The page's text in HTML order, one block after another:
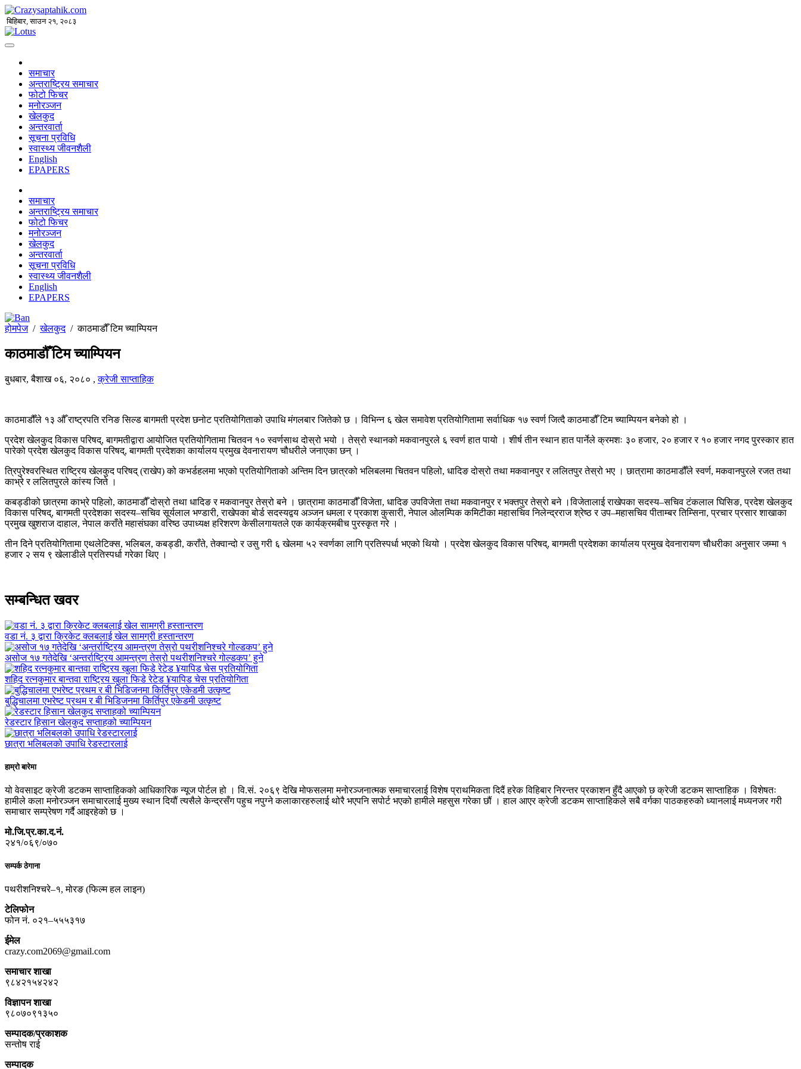
बिहिबार, साउन २१, २०८३
समाचार
अन्तराष्ट्रिय समाचार
फोटो फिचर
मनोरञ्जन
खेलकुद
अन्तरवार्ता
सूचना प्रविधि
स्वास्थ्य जीवनशैली
English
EPAPERS
समाचार
अन्तराष्ट्रिय समाचार
फोटो फिचर
मनोरञ्जन
खेलकुद
अन्तरवार्ता
सूचना प्रविधि
स्वास्थ्य जीवनशैली
English
EPAPERS
होमपेज/खेलकुद/काठमाडौँ टिम च्याम्पियन
काठमाडौँ टिम च्याम्पियन
बुधबार, बैशाख ०६, २०८० ,क्रेजी साप्ताहिक
काठमाडौँले १३ औँ राष्ट्रपति रनिङ सिल्ड बागमती प्रदेश छनोट प्रतियोगिताको उपाधि मंगलबार जितेको छ । विभिन्न ६ खेल समावेश प्रतियोगितामा सर्वाधिक १७ स्वर्ण जित्दै काठमाडौँ टिम च्याम्पियन बनेको हो ।
प्रदेश खेलकुद विकास परिषद्, बागमतीद्वारा आयोजित प्रतियोगितामा चितवन १० स्वर्णसाथ दोस्रो भयो । तेस्रो स्थानको मकवानपुरले ६ स्वर्ण हात पायो । शीर्ष तीन स्थान हात पार्नेले क्रमशः ३० हजार, २० हजार र १० हजार नगद पुरस्कार हात
पारेको प्रदेश खेलकुद विकास परिषद्, बागमती प्रदेशका कार्यालय प्रमुख देवनारायण चौधरीले जनाएका छन् ।
त्रिपुरेश्वरस्थित राष्ट्रिय खेलकुद परिषद् (राखेप) को कभर्डहलमा भएको प्रतियोगिताको अन्तिम दिन छात्रको भलिबलमा चितवन पहिलो, धादिङ दोस्रो तथा मकवानपुर र ललितपुर तेस्रो भए । छात्रामा काठमाडौँले स्वर्ण, मकवानपुरले रजत तथा
काभ्रे र ललितपुरले कांस्य जिते ।
कबड्डीको छात्रमा काभ्रे पहिलो, काठमाडौँ दोस्रो तथा धादिङ र मकवानपुर तेस्रो बने । छात्रामा काठमाडौँ विजेता, धादिङ उपविजेता तथा मकवानपुर र भक्तपुर तेस्रो बने ।विजेतालाई राखेपका सदस्य–सचिव टंकलाल घिसिङ, प्रदेश खेलकुद
विकास परिषद्, बागमती प्रदेशका सदस्य–सचिव सूर्यलाल भण्डारी, राखेपका बोर्ड सदस्यद्वय अञ्जन धमला र प्रकाश कुसारी, नेपाल ओलम्पिक कमिटीका महासचिव निलेन्द्रराज श्रेष्ठ र उप–महासचिव पीताम्बर तिम्सिना, प्रचार प्रसार शाखाका
प्रमुख खुशराज दाहाल, नेपाल कराँते महासंघका वरिष्ठ उपाध्यक्ष हरिशरण केसीलगायतले एक कार्यक्रमबीच पुरस्कृत गरे ।
तीन दिने प्रतियोगितामा एथलेटिक्स, भलिबल, कबड्डी, कराँते, तेक्वान्दो र उसु गरी ६ खेलमा ५२ स्वर्णका लागि प्रतिस्पर्धा भएको थियो । प्रदेश खेलकुद विकास परिषद्, बागमती प्रदेशका कार्यालय प्रमुख देवनारायण चौधरीका अनुसार जम्मा १
हजार २ सय ९ खेलाडीले प्रतिस्पर्धा गरेका थिए ।
सम्बन्धित खवर
वडा नं. ३ द्वारा क्रिकेट क्लबलाई खेल सामग्री हस्तान्तरण
असोज १७ गतेदेखि ‘अन्तर्राष्ट्रिय आमन्त्रण तेस्रो पथरीशनिश्चरे गोल्डकप’ हुने
शहिद रत्नकुमार बान्तवा राष्ट्रिय खुला फिडे रेटेड ¥यापिड चेस प्रतियोगिता
बुद्धिचालमा एभरेष्ट प्रथम र बी भिडिजनमा किर्तिपुर एकेडमी उत्कृष्ट
रेडस्टार हिसान खेलकुद सप्ताहको च्याम्पियन
छात्रा भलिबलको उपाधि रेडस्टारलाई
हाम्रो बारेमा
यो वेवसाइट क्रेजी डटकम साप्ताहिकको आधिकारिक न्यूज पोर्टल हो । वि.सं. २०६९ देखि मोफसलमा मनोरञ्जनात्मक समाचारलाई विशेष प्राथमिकता दिदैं हरेक विहिबार निरन्तर प्रकाशन हुँदै आएको छ क्रेजी डटकम साप्ताहिक । विशेषतः
हामीले कला मनोरञ्जन समाचारलाई मुख्य स्थान दियौं त्यसैले केन्द्रसँग पहुच नपुग्ने कलाकारहरुलाई थोरै भएपनि सपोर्ट भएको हामीले महसुस गरेका छौं । हाल आएर क्रेजी डटकम साप्ताहिकले सबै वर्गका पाठकहरुको ध्यानलाई मध्यनजर गरी
समाचार सम्प्रेषण गर्दै आइरहेको छ ।
मो.जि.प्र.का.द.नं.
२४१/०६९/०७०
सम्पर्क ठेगाना
पथरीशनिश्चरे–१, मोरङ (फिल्म हल लाइन)
टेलिफोन
फोन नं. ०२१–५५५३१७
ईमेल
crazy.com2069@gmail.com
समाचार शाखा
९८४२१५४२४२
विज्ञापन शाखा
९८०७०९१३५०
सम्पादक/प्रकाशक
सन्तोष राई
सम्पादक